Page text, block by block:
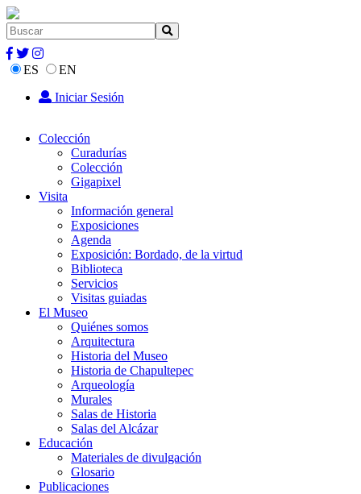
ES
EN
Iniciar Sesión
Colección
Curadurías
Colección
Gigapixel
Visita
Información general
Exposiciones
Agenda
Exposición: Bordado, de la virtud
Biblioteca
Servicios
Visitas guiadas
El Museo
Quiénes somos
Arquitectura
Historia del Museo
Historia de Chapultepec
Arqueología
Murales
Salas de Historia
Salas del Alcázar
Educación
Materiales de divulgación
Glosario
Publicaciones